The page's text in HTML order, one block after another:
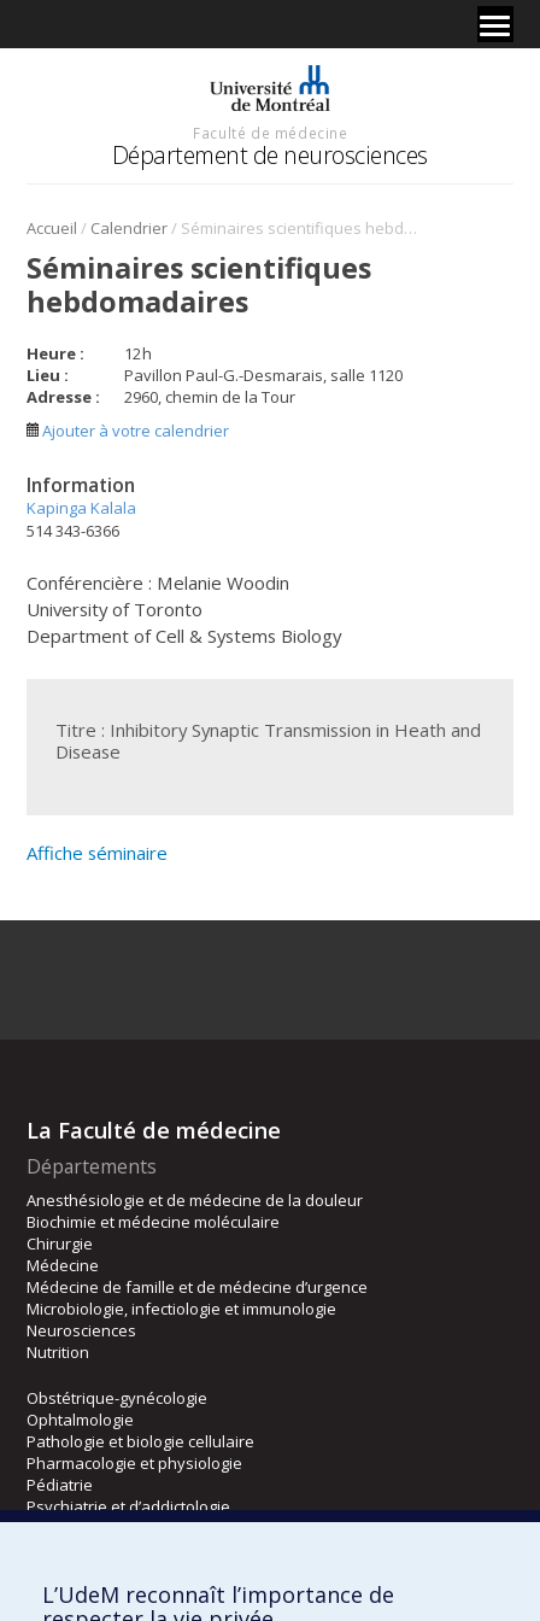
Faculté de médecine
Département de neurosciences
Accueil / Calendrier/ Séminaires scientifiques hebdomadaires
Séminaires scientifiques
hebdomadaires
Heure : 12h
Lieu :
Pavillon Paul-G.-Desmarais, salle 1120
Adresse :
2960, chemin de la Tour
Ajouter à votre calendrier
Information
Kapinga Kalala
514 343-6366
Conférencière : Melanie Woodin
University of Toronto
Department of Cell & Systems Biology
Titre : Inhibitory Synaptic Transmission in Heath and
Disease
Affiche séminaire
La Faculté de médecine
Départements
Anesthésiologie et de médecine de la douleur
Biochimie et médecine moléculaire
Chirurgie
Médecine
Médecine de famille et de médecine d’urgence
Microbiologie, infectiologie et immunologie
Neurosciences
Nutrition
Obstétrique-gynécologie
Ophtalmologie
Pathologie et biologie cellulaire
Pharmacologie et physiologie
Pédiatrie
Psychiatrie et d’addictologie
Radiologie, radio-oncologie et médecine nucléaire
Écoles
L’UdeM reconnaît l’importance de